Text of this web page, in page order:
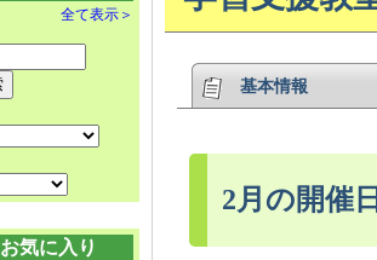
全て表示＞
お気に入り
基本情報
2月の開催